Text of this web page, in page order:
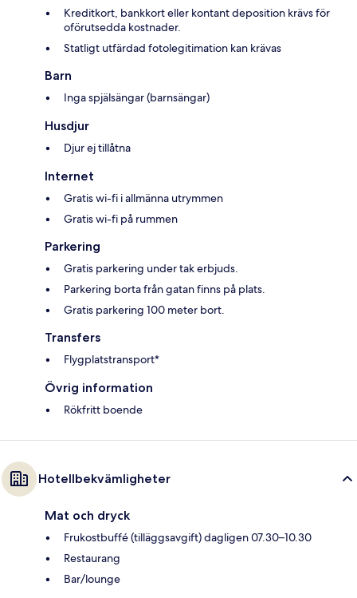
Kreditkort, bankkort eller kontant deposition krävs för
oförutsedda kostnader.
Statligt utfärdad fotolegitimation kan krävas
Barn
Inga spjälsängar (barnsängar)
Husdjur
Djur ej tillåtna
Internet
Gratis wi-fi i allmänna utrymmen
Gratis wi-fi på rummen
Parkering
Gratis parkering under tak erbjuds.
Parkering borta från gatan finns på plats.
Gratis parkering 100 meter bort.
Transfers
Flygplatstransport*
Övrig information
Rökfritt boende
Hotellbekvämligheter
Mat och dryck
Frukostbuffé (tilläggsavgift) dagligen 07.30–10.30
Restaurang
Bar/lounge